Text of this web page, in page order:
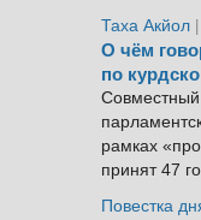
Таха Акйол
О чём
по
рамках
принят 47
Повестка